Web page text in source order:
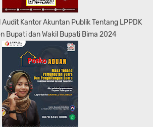
Kantor Akuntan Publik Tentang LPPDK
Bupati dan Wakil Bupati Bima 2024